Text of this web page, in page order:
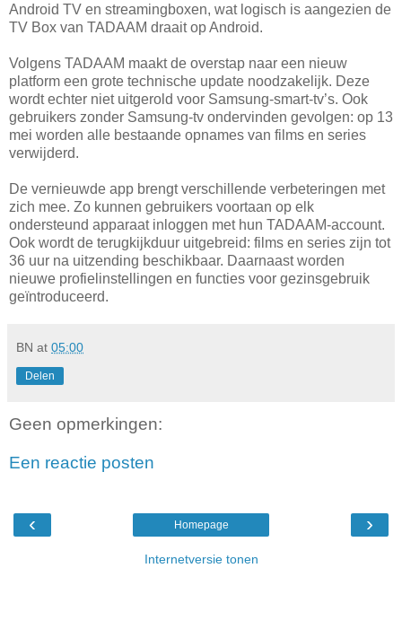
Android TV en streamingboxen, wat logisch is aangezien de
TV Box van TADAAM draait op Android.
Volgens TADAAM maakt de overstap naar een nieuw
platform een grote technische update noodzakelijk. Deze
wordt echter niet uitgerold voor Samsung-smart-tv’s. Ook
gebruikers zonder Samsung-tv ondervinden gevolgen: op 13
mei worden alle bestaande opnames van films en series
verwijderd.
De vernieuwde app brengt verschillende verbeteringen met
zich mee. Zo kunnen gebruikers voortaan op elk
ondersteund apparaat inloggen met hun TADAAM-account.
Ook wordt de terugkijkduur uitgebreid: films en series zijn tot
36 uur na uitzending beschikbaar. Daarnaast worden
nieuwe profielinstellingen en functies voor gezinsgebruik
geïntroduceerd.
BN at 05:00
Delen
Geen opmerkingen:
Een reactie posten
‹ ›
Homepage
Internetversie tonen